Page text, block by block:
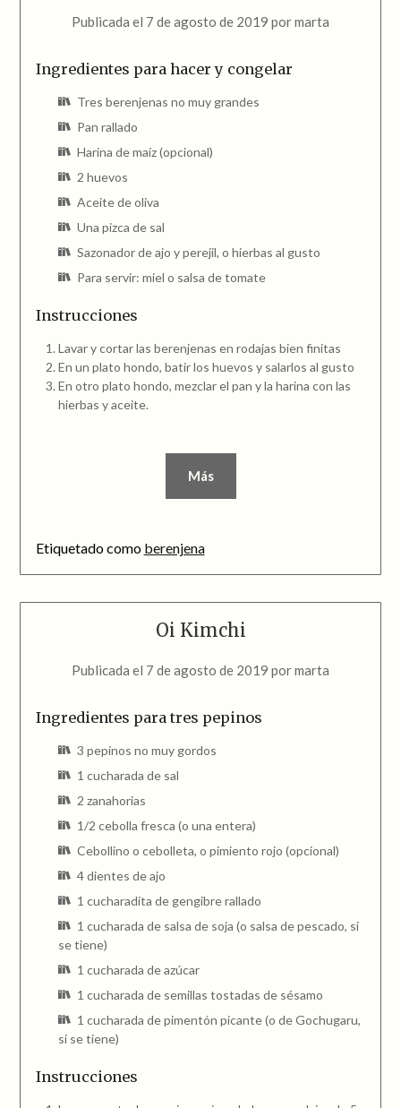
Publicada el 7 de agosto de 2019 pormarta
Ingredientes para hacer y congelar
Tres berenjenas no muy grandes
Pan rallado
Harina de maíz (opcional)
2 huevos
Aceite de oliva
Una pizca de sal
Sazonador de ajo y perejil, o hierbas al gusto
Para servir: miel o salsa de tomate
Instrucciones
Lavar y cortar las berenjenas en rodajas bien finitas
En un plato hondo, batir los huevos y salarlos al gusto
En otro plato hondo, mezclar el pan y la harina con las
hierbas y aceite.
Más
Etiquetado como berenjena
Oi Kimchi
Publicada el 7 de agosto de 2019 pormarta
Ingredientes para tres pepinos
3 pepinos no muy gordos
1 cucharada de sal
2 zanahorias
1/2 cebolla fresca (o una entera)
Cebollino o cebolleta, o pimiento rojo (opcional)
4 dientes de ajo
1 cucharadita de gengibre rallado
1 cucharada de salsa de soja (o salsa de pescado, si
se tiene)
1 cucharada de azúcar
1 cucharada de semillas tostadas de sésamo
1 cucharada de pimentón picante (o de Gochugaru,
si se tiene)
Instrucciones